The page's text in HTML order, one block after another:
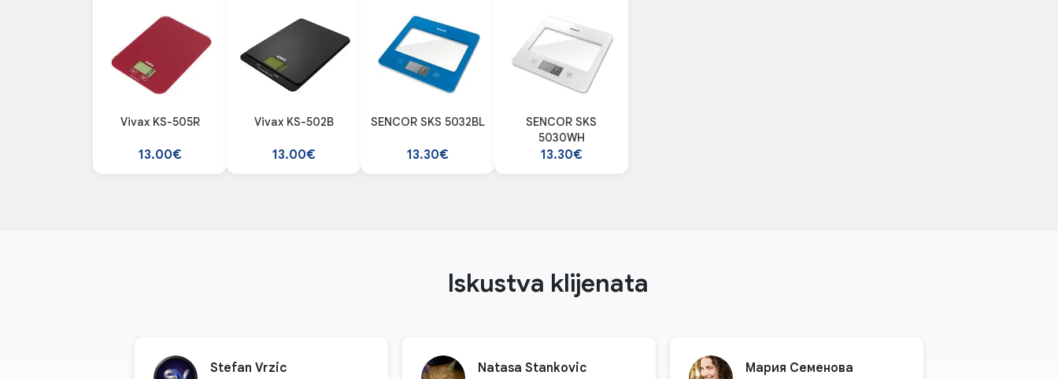
Vivax KS-505R
13.00€
Vivax KS-502B
13.00€
SENCOR SKS 5032BL
13.30€
SENCOR SKS
5030WH
13.30€
Iskustva klijenata
Stefan Vrzic Natasa Stankovic Мария Семенова